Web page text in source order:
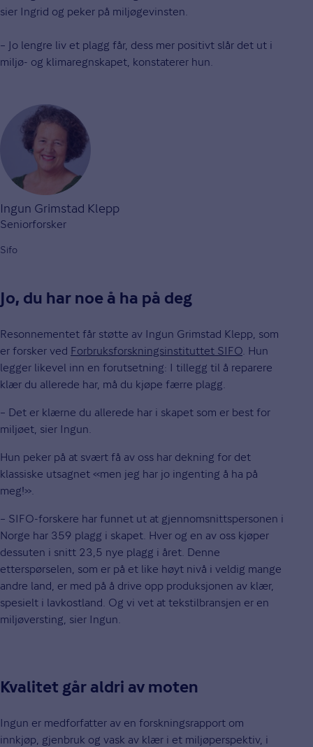
sier Ingrid og peker på miljøgevinsten.
– Jo lengre liv et plagg får, dess mer positivt slår det ut i
miljø- og klimaregnskapet, konstaterer hun.
Ingun Grimstad Klepp
Seniorforsker
Sifo
Jo, du har noe å ha på deg
Resonnementet får støtte av Ingun Grimstad Klepp, som
er forsker ved Forbruksforskningsinstituttet SIFO. Hun
legger likevel inn en forutsetning: I tillegg til å reparere
klær du allerede har, må du kjøpe færre plagg.
– Det er klærne du allerede har i skapet som er best for
miljøet, sier Ingun.
Hun peker på at svært få av oss har dekning for det
klassiske utsagnet «men jeg har jo ingenting å ha på
meg!».
– SIFO-forskere har funnet ut at gjennomsnittspersonen i
Norge har 359 plagg i skapet. Hver og en av oss kjøper
dessuten i snitt 23,5 nye plagg i året. Denne
etterspørselen, som er på et like høyt nivå i veldig mange
andre land, er med på å drive opp produksjonen av klær,
spesielt i lavkostland. Og vi vet at tekstilbransjen er en
miljøversting, sier Ingun.
Kvalitet går aldri av moten
Ingun er medforfatter av en forskningsrapport om
innkjøp, gjenbruk og vask av klær i et miljøperspektiv, i